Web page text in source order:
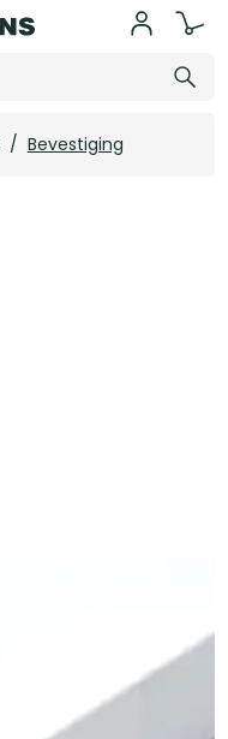
/ Bevestiging